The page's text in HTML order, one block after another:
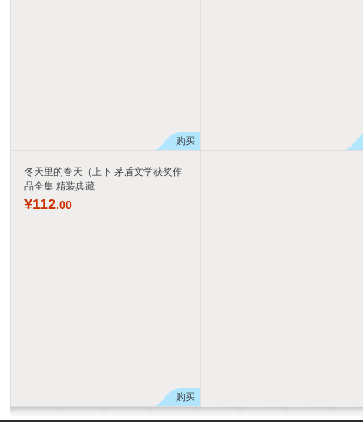
购买
冬天里的春天（上下 茅盾文学获奖作
品全集 精装典藏
¥112.00
购买